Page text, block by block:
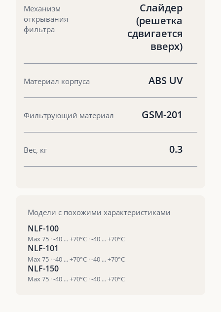
Механизм
открывания
фильтра
Слайдер
(решетка
сдвигается
вверх)
Материал корпуса ABS UV
Фильтрующий материал GSM-201
Вес, кг 0.3
Модели с похожими характеристиками
NLF-100
Max 75 · -40 ... +70°C · -40 ... +70°C
NLF-101
Max 75 · -40 ... +70°C · -40 ... +70°C
NLF-150
Max 75 · -40 ... +70°C · -40 ... +70°C